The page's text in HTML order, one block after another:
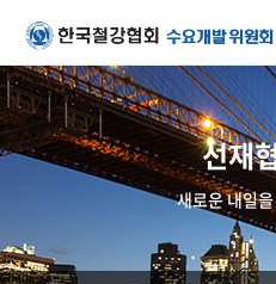
선재
새로운 내일